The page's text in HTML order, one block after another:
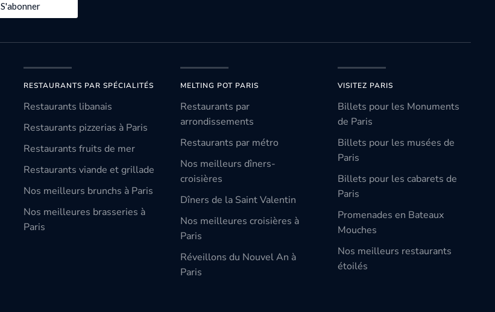
S'abonner
RESTAURANTS PAR SPÉCIALITÉS
Restaurants libanais
Restaurants pizzerias à Paris
Restaurants fruits de mer
Restaurants viande et grillade
Nos meilleurs brunchs à Paris
Nos meilleures brasseries à
Paris
MELTING POT PARIS
Restaurants par
arrondissements
Restaurants par métro
Nos meilleurs dîners-
croisières
Dîners de la Saint Valentin
Nos meilleures croisières à
Paris
Réveillons du Nouvel An à
Paris
VISITEZ PARIS
Billets pour les Monuments
de Paris
Billets pour les musées de
Paris
Billets pour les cabarets de
Paris
Promenades en Bateaux
Mouches
Nos meilleurs restaurants
étoilés